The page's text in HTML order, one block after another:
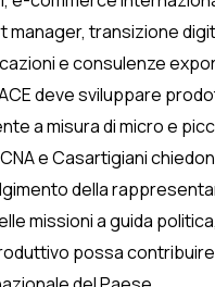
transizione
e consulenze
deve sviluppare
a misura di micro e
e Casartigiani
della
missioni a guida
possa contribuire